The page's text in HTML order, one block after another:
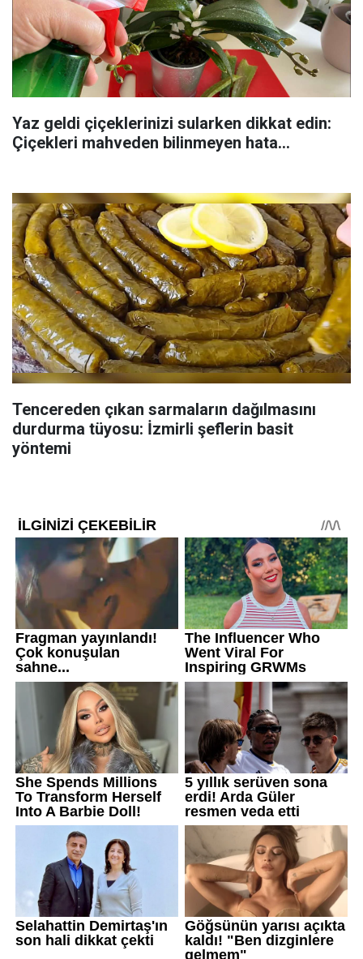
Yaz geldi çiçeklerinizi sularken dikkat edin:
Çiçekleri mahveden bilinmeyen hata...
Tencereden çıkan sarmaların dağılmasını
durdurma tüyosu: İzmirli şeflerin basit
yöntemi